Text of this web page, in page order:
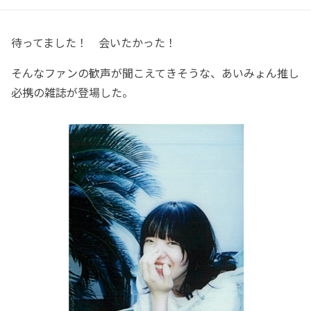
待ってました！ 会いたかった！
そんなファンの歓声が聞こえてきそうな、あいみょん推し
必携の雑誌が登場した。